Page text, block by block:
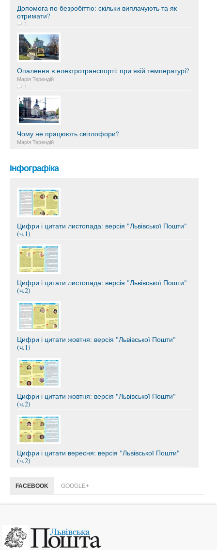
Допомога по безробіттю: скільки виплачують та як
отримати?
1
Опалення в електротранспорті: при якій температурі?
Марія Терендій
1
Чому не працюють світлофори?
Марія Терендій
Інфографіка
Цифри і цитати листопада: версія "Львівської Пошти"
(ч.1)
Цифри і цитати листопада: версія "Львівської Пошти"
(ч.2)
Цифри і цитати жовтня: версія "Львівської Пошти"
(ч.1)
Цифри і цитати жовтня: версія "Львівської Пошти"
(ч.2)
Цифри і цитати вересня: версія "Львівської Пошти"
(ч.2)
FACEBOOK GOOGLE+